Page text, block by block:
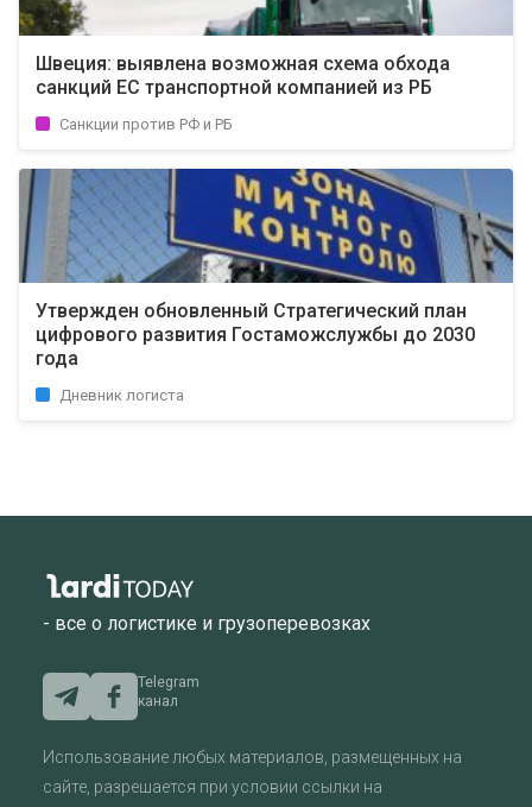
Швеция: выявлена возможная схема обхода
санкций ЕС транспортной компанией из РБ
Санкции против РФ и РБ
Утвержден обновленный Стратегический план
цифрового развития Гостаможслужбы до 2030
года
Дневник логиста
- все о логистике и грузоперевозках
Telegram
канал
Использование любых материалов, размещенных на
сайте, разрешается при условии ссылки на